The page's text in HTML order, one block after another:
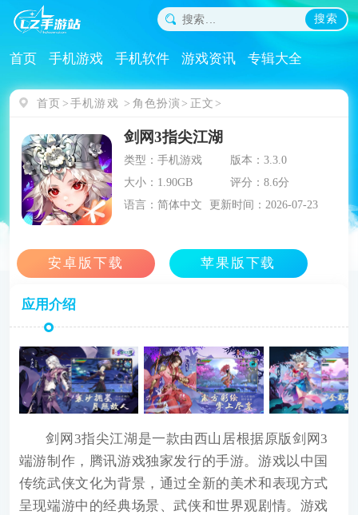
搜索
首页 手机游戏 手机软件 游戏资讯 专辑大全
首页 手机游戏 角色扮演 正文
剑网3指尖江湖
类型：手机游戏
版本：3.3.0
大小：1.90GB
评分：8.6分
语言：简体中文
更新时间：2026-07-23
应用介绍
剑网3指尖江湖 是一款由西山居根据原版剑网3
端游制作，腾讯游戏独家发行的手游。游戏以中国
传统武侠文化为背景，通过全新的美术和表现方式
呈现端游中的经典场景、武侠和世界观剧情。游戏